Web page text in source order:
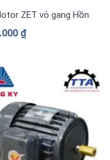
ZET vỏ gang Hồng Ký
₫